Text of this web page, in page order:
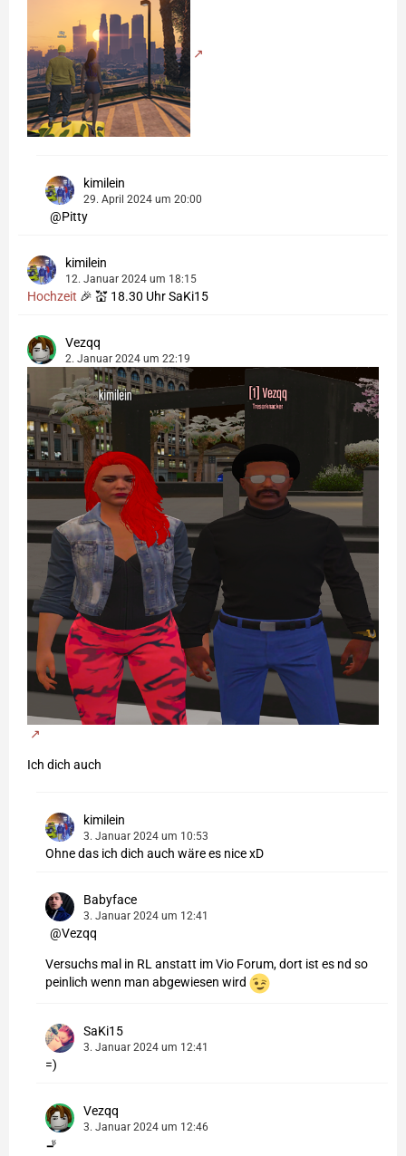
kimilein
29. April 2024 um 20:00
Pitty
kimilein
12. Januar 2024 um 18:15
Hochzeit 🎉 💒 18.30 Uhr SaKi15
Vezqq
2. Januar 2024 um 22:19
Ich dich auch
kimilein
3. Januar 2024 um 10:53
Ohne das ich dich auch wäre es nice xD
Babyface
3. Januar 2024 um 12:41
Vezqq
Versuchs mal in RL anstatt im Vio Forum, dort ist es nd so
peinlich wenn man abgewiesen wird
SaKi15
3. Januar 2024 um 12:41
=)
Vezqq
3. Januar 2024 um 12:46
🚬